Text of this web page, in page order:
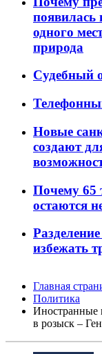
появилась
одного
природа
Судебный
Новые
создают
Почему 65
остаются
избежать
Главная
Политика
Иностранные
в розыск –